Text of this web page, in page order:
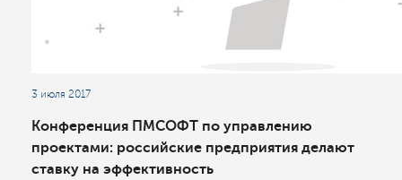
3 июля 2017
Конференция ПМСОФТ по управлению
проектами: российские предприятия делают
ставку на эффективность